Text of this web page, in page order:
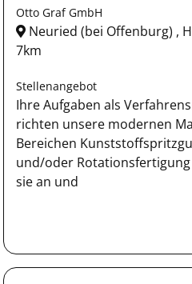
Otto Graf GmbH
Neuried (bei Offenburg) ,
7km
Stellenangebot
Ihre Aufgaben als
richten unsere modernen
Bereichen
und/oder
sie an und